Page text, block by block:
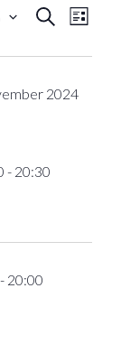
Zoeken
Lijst
2024
- 20:30
- 20:00